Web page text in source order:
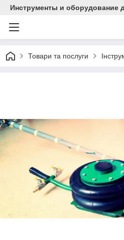
Инструменты и оборудование
Товари та послуги